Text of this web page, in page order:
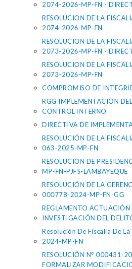
2074-2026-MP-FN -
RESOLUCION DE LA
2074-2026-MP-FN
RESOLUCION DE LA
2073-2026-MP-FN -
RESOLUCION DE LA
2073-2026-MP-FN
COMPROMISO DE
RGG IMPLEMENTACIÓN
CONTROL INTERNO
DIRECTIVA DE
RESOLUCIÓN DE LA
063-2025-MP-FN
RESOLUCIÓN DE
MP-FN-PJFS-LAMBAYEQUE
RESOLUCIÓN DE LA
000778-2024-MP-FN-GG
REGLAMENTO ACTUACIÓN
INVESTIGACIÓN DEL
Resolución De Fiscalía De
2024-MP-FN
RESOLUCIÓN N° 000431-
FORMALIZAR